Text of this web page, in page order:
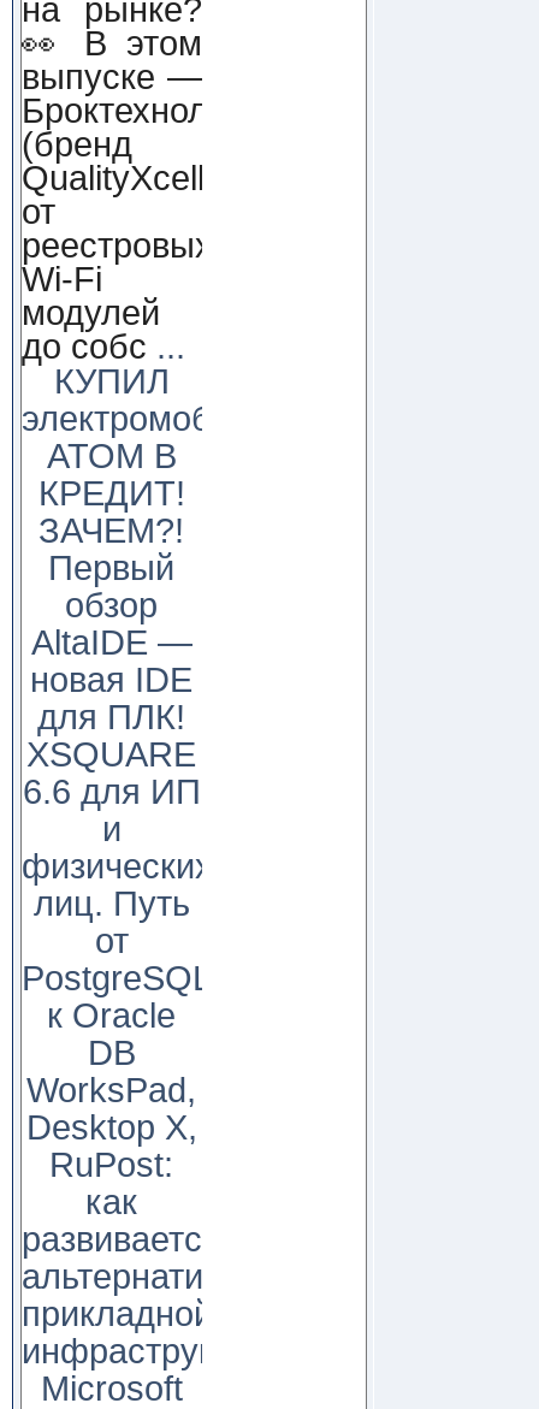
на рынке?
👀 В этом
выпуске —
Броктехнолоджи
(бренд
QualityXcellence):
от
реестровых
Wi-Fi
модулей
до собс ...
КУПИЛ
электромобиль
АТОМ В
КРЕДИТ!
ЗАЧЕМ?!
Первый
обзор
AltaIDE —
новая IDE
для ПЛК!
XSQUARE
6.6 для ИП
и
физических
лиц. Путь
от
PostgreSQL
к Oracle
DB
WorksPad,
Desktop X,
RuPost:
как
развивается
альтернатива
прикладной
инфраструктуре
Microsoft